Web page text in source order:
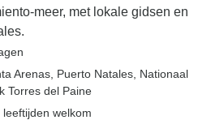
meer, met lokale gidsen en
Arenas , Puerto Natales , Nationaal
Torres del Paine
leeftijden welkom